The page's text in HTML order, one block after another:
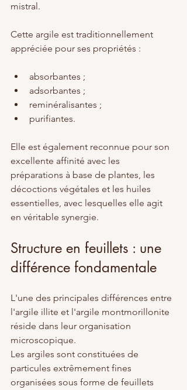
mistral.
Cette argile est traditionnellement
appréciée pour ses propriétés :
absorbantes ;
adsorbantes ;
reminéralisantes ;
purifiantes.
Elle est également reconnue pour son
excellente affinité avec les
préparations à base de plantes, les
décoctions végétales et les huiles
essentielles, avec lesquelles elle agit
en véritable synergie.
Structure en feuillets : une
différence fondamentale
L'une des principales différences entre
l'argile illite et l'argile montmorillonite
réside dans leur organisation
microscopique.
Les argiles sont constituées de
particules extrêmement fines
organisées sous forme de feuillets